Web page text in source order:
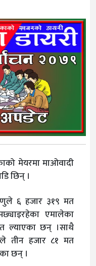
मेयरमा माओवादी
छिन् ।
६ हजार ३१९ मत
एमालेका
ल्याएका छन् ।साथै
तीन हजार ८१ मत
छन् ।